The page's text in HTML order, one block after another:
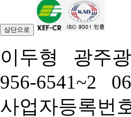
상단으로
이두형 광주
956-6541~2
사업자등록번